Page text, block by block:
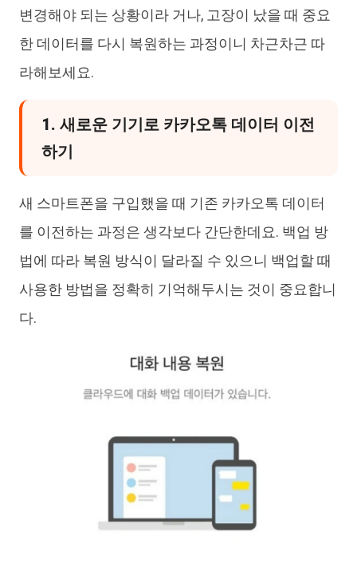
변경해야 되는 상황이라 거나, 고장이 났을 때 중요
한 데이터를 다시 복원하는 과정이니 차근차근 따
라해보세요.
1. 새로운 기기로 카카오톡 데이터 이전
하기
새 스마트폰을 구입했을 때 기존 카카오톡 데이터
를 이전하는 과정은 생각보다 간단한데요. 백업 방
법에 따라 복원 방식이 달라질 수 있으니 백업할 때
사용한 방법을 정확히 기억해두시는 것이 중요합니
다.